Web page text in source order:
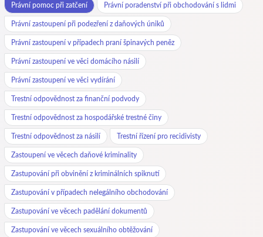
Právní pomoc při zatčení Právní poradenství při obchodování s lidmi
Právní zastoupení při podezření z daňových úniků
Právní zastoupení v případech praní špinavých peněz
Právní zastoupení ve věci domácího násilí
Právní zastoupení ve věci vydírání
Trestní odpovědnost za finanční podvody
Trestní odpovědnost za hospodářské trestné činy
Trestní odpovědnost za násilí Trestní řízení pro recidivisty
Zastoupení ve věcech daňové kriminality
Zastupování při obvinění z kriminálních spiknutí
Zastupování v případech nelegálního obchodování
Zastupování ve věcech padělání dokumentů
Zastupování ve věcech sexuálního obtěžování